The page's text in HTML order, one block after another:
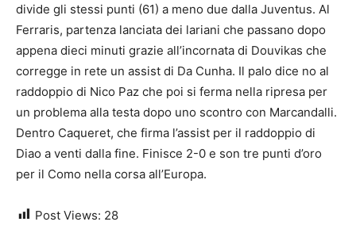
divide gli stessi punti (61) a meno due dalla Juventus. Al
Ferraris, partenza lanciata dei lariani che passano dopo
appena dieci minuti grazie all’incornata di Douvikas che
corregge in rete un assist di Da Cunha. Il palo dice no al
raddoppio di Nico Paz che poi si ferma nella ripresa per
un problema alla testa dopo uno scontro con Marcandalli.
Dentro Caqueret, che firma l’assist per il raddoppio di
Diao a venti dalla fine. Finisce 2-0 e son tre punti d’oro
per il Como nella corsa all’Europa.
Post Views: 28